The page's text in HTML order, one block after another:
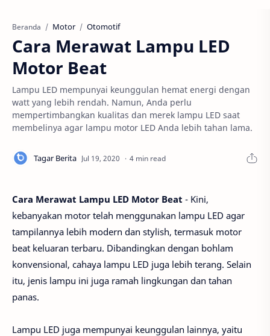
Beranda Motor Otomotif
Cara Merawat Lampu LED
Motor Beat
Lampu LED mempunyai keunggulan hemat energi dengan
watt yang lebih rendah. Namun, Anda perlu
mempertimbangkan kualitas dan merek lampu LED saat
membelinya agar lampu motor LED Anda lebih tahan lama.
4 min read
Cara Merawat Lampu LED Motor Beat - Kini,
kebanyakan motor telah menggunakan lampu LED agar
tampilannya lebih modern dan stylish, termasuk motor
beat keluaran terbaru. Dibandingkan dengan bohlam
konvensional, cahaya lampu LED juga lebih terang. Selain
itu, jenis lampu ini juga ramah lingkungan dan tahan
panas.
Lampu LED juga mempunyai keunggulan lainnya, yaitu